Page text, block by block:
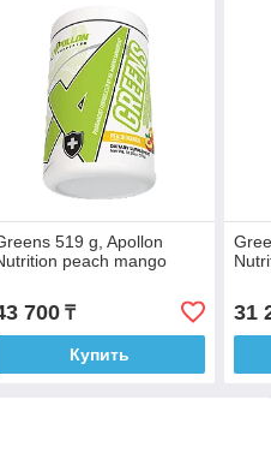
519 g, Apollon
peach mango
700₸
Купить
31